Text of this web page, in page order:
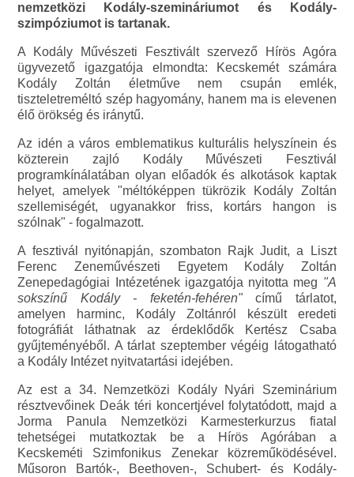
nemzetközi Kodály-szemináriumot és Kodály-
szimpóziumot is tartanak.
A Kodály Művészeti Fesztivált szervező Hírös Agóra
ügyvezető igazgatója elmondta: Kecskemét számára
Kodály Zoltán életműve nem csupán emlék,
tiszteletreméltó szép hagyomány, hanem ma is elevenen
élő örökség és iránytű.
Az idén a város emblematikus kulturális helyszínein és
közterein zajló Kodály Művészeti Fesztivál
programkínálatában olyan előadók és alkotások kaptak
helyet, amelyek "méltóképpen tükrözik Kodály Zoltán
szellemiségét, ugyanakkor friss, kortárs hangon is
szólnak" - fogalmazott.
A fesztivál nyitónapján, szombaton Rajk Judit, a Liszt
Ferenc Zeneművészeti Egyetem Kodály Zoltán
Zenepedagógiai Intézetének igazgatója nyitotta meg "A
sokszínű Kodály - feketén-fehéren"című tárlatot,
amelyen harminc, Kodály Zoltánról készült eredeti
fotográfiát láthatnak az érdeklődők Kertész Csaba
gyűjteményéből. A tárlat szeptember végéig látogatható
a Kodály Intézet nyitvatartási idejében.
Az est a 34. Nemzetközi Kodály Nyári Szeminárium
résztvevőinek Deák téri koncertjével folytatódott, majd a
Jorma Panula Nemzetközi Karmesterkurzus fiatal
tehetségei mutatkoztak be a Hírös Agórában a
Kecskeméti Szimfonikus Zenekar közreműködésével.
Műsoron Bartók-, Beethoven-, Schubert- és Kodály-